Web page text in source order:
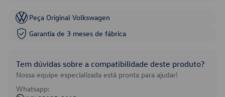
Peça Original Volkswagen
Garantia de 3 meses de fábrica
Tem dúvidas sobre a compatibilidade deste produto?
Nossa equipe especializada está pronta para ajudar!
Whatsapp: